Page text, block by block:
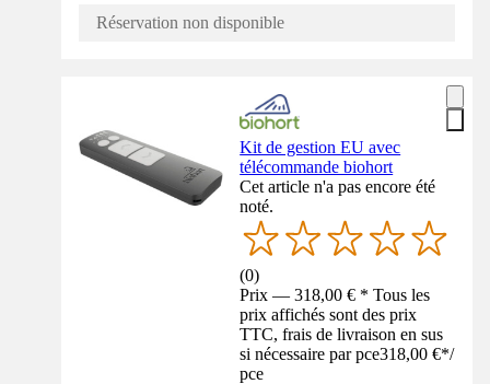
Réservation non disponible
Kit de gestion EU avec
télécommande biohort
Cet article n'a pas encore été
noté.
(0)
Prix — 318,00 € * Tous les
prix affichés sont des prix
TTC, frais de livraison en sus
si nécessaire par pce318,00 €*/
pce